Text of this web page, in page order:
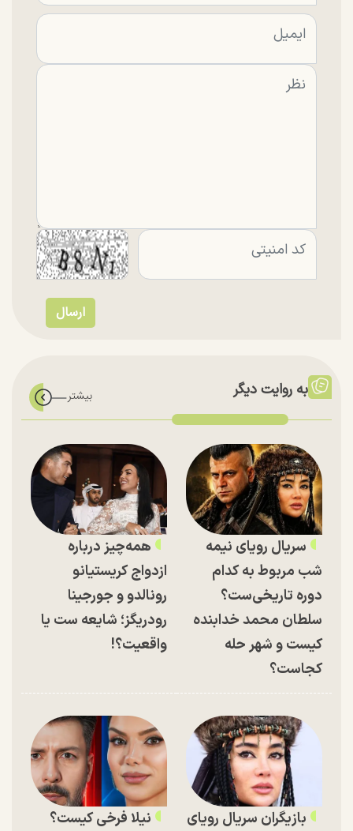
به روایت دیگر
سریال رویای نیمه
شب مربوط به کدام
دوره تاریخی‌ست؟
سلطان محمد خدابنده
کیست و شهر حله
کجاست؟
همه‌چیز درباره
ازدواج کریستیانو
رونالدو و جورجینا
رودریگز؛ شایعه ست یا
واقعیت؟!
بازیگران سریال رویای نیلا فرخی کیست؟